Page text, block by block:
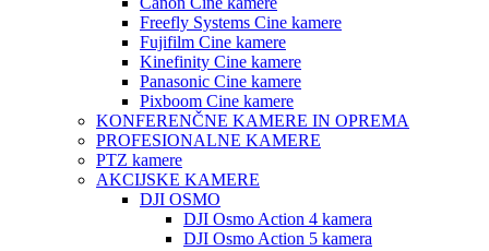
Freefly Systems Cine kamere
Fujifilm Cine kamere
Kinefinity Cine kamere
Panasonic Cine kamere
Pixboom Cine kamere
KONFERENČNE KAMERE IN OPREMA
PROFESIONALNE KAMERE
PTZ kamere
AKCIJSKE KAMERE
DJI OSMO
DJI Osmo Action 4 kamera
DJI Osmo Action 5 kamera